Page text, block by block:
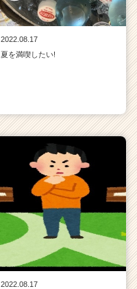
2022.08.17
夏を満喫したい!
2022.08.17